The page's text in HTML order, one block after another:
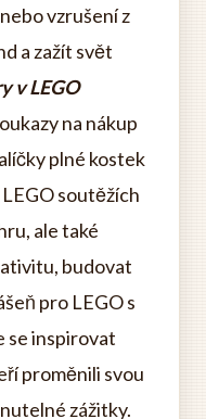
vzrušení z
a zažít svět
v LEGO
na nákup
plné kostek
soutěžích
ale také
budovat
pro LEGO s
se inspirovat
proměnili svou
zážitky.